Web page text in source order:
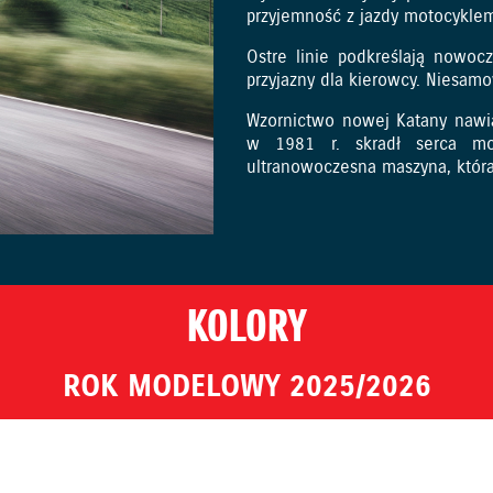
przyjemność z jazdy
Ostre linie podkreślają
przyjazny dla kierowcy.
Wzornictwo nowej Katany
w 1981 r. skradł serca
ultranowoczesna maszyna,
KOLORY
ROK MODELOWY 2025/2026